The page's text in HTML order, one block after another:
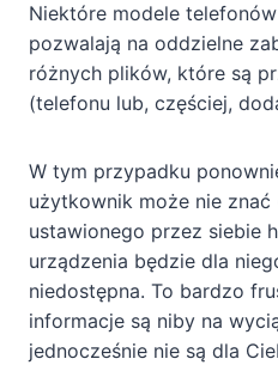
Niektóre modele
pozwalają na oddzielne
różnych plików, które są
(telefonu lub, częściej,
W tym przypadku
użytkownik może nie znać
ustawionego przez siebie
urządzenia będzie dla
niedostępna. To bardzo
informacje są niby na
jednocześnie nie są dla